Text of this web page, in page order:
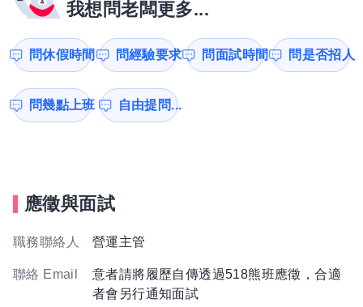
我想問老闆更多...
問休假時間 問經驗要求 問面試時間 問是否招人
問幾點上班 自由提問...
應徵與面試
職務聯絡人 營運主管
聯絡 Email
意者請將履歷自傳透過518熊班應徵，合適
者會另行通知面試